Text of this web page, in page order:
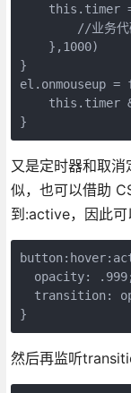
this.timer
//业务代
    },1000)
}
el.onmouseup
this.timer
}
又是定时器和取
似，也可以借助
到:active，因此可
opacity:
transition:
}
然后再监听